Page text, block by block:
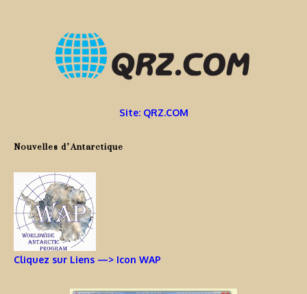
Site: QRZ.COM
Nouvelles d’Antarctique
Cliquez sur Liens —> Icon WAP